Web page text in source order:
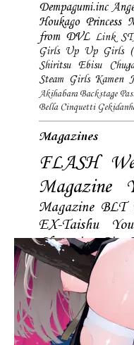
Dempagumi.inc
Houkago Princess
from DVL Link
Girls Up Up Girls
Shiritsu Ebisu
Steam Girls Kamen
Akihabara Backstage
Bella Cinquetti
Magazines
FLASH
Magazine
Magazine BLT
EX-Taishu
Champion Big
Shonen Magazine
Champion
Sunday
Photobooks
Magazine SMART
The Television
Taishu Girls!